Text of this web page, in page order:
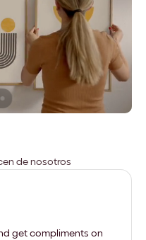
de nosotros
get compliments on